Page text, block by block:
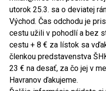
utorok 25.3. sa o deviatej
Východ. Čas odchodu je
cestu užili v pohodlí a bez
cestu + 8 € za lístok sa
členkou predstavenstva
23 € na desať, za čo jej v
Havranov ďakujeme.